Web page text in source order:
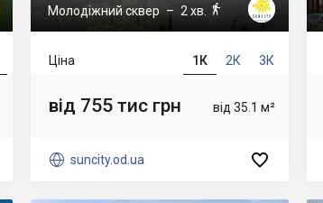
Молодіжний сквер – 2 хв. 
1К 2К 3К
Ціна
від 35.1 м²
від 755 тис грн
 suncity.od.ua 